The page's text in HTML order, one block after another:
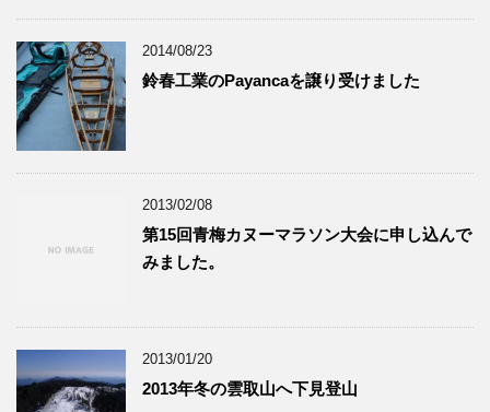
2014/08/23
鈴春工業のPayancaを譲り受けました
2013/02/08
第15回青梅カヌーマラソン大会に申し込んで
みました。
2013/01/20
2013年冬の雲取山へ下見登山